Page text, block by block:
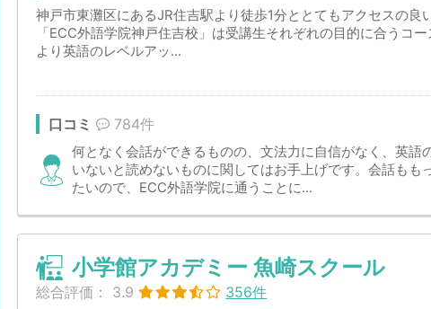
神戸市東灘区にあるJR住吉駅より徒歩1分ととてもアクセスの良
「ECC外語学院神戸住吉校」は受講生それぞれの目的に合うコ
より英語のレベルアッ...
口コミ 784件
何となく会話ができるものの、文法力に自信がなく、英語
いないと読めないものに関してはお手上げです。会話もも
たいので、ECC外語学院に通うことに...
小学館アカデミー 魚崎スクール
総合評価： 3.9 356件